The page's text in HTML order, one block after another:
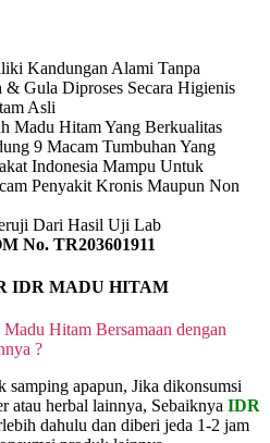
Kandungan Alami Tanpa
Gula Diproses Secara Higienis
Asli
Madu Hitam Yang Berkualitas
9 Macam Tumbuhan Yang
Indonesia Mampu Untuk
Penyakit Kronis Maupun Non
Dari Hasil Uji Lab
No. TR203601911
IDR MADU HITAM
Hitam Bersamaan dengan
?
samping apapun, Jika dikonsumsi
atau herbal lainnya, Sebaiknya IDR
dahulu dan diberi jeda 1-2 jam